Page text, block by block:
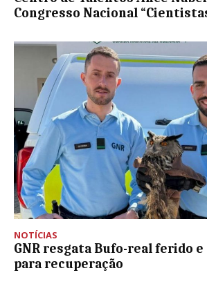
Congresso Nacional
NOTÍCIAS
GNR resgata Bufo-real ferido
para recuperação